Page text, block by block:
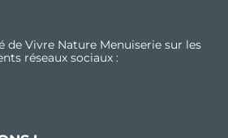
de Vivre Nature Menuiserie sur les
réseaux sociaux :